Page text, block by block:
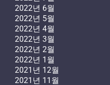
2022년 6월
2022년 5월
2022년 4월
2022년 3월
2022년 2월
2022년 1월
2021년 12월
2021년 11월